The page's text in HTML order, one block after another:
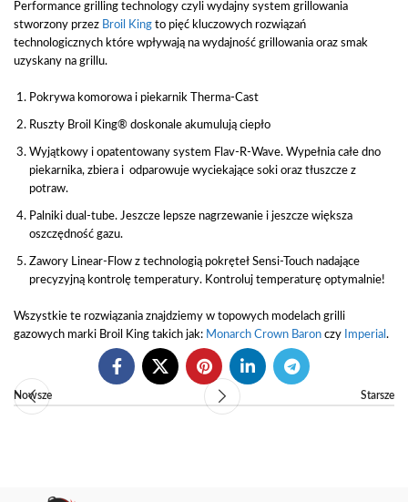
Performance grilling technology czyli wydajny system grillowania
stworzony przez Broil King to pięć kluczowych rozwiązań
technologicznych które wpływają na wydajność grillowania oraz smak
uzyskany na grillu.
Pokrywa komorowa i piekarnik Therma-Cast
Ruszty Broil King® doskonale akumulują ciepło
Wyjątkowy i opatentowany system Flav-R-Wave. Wypełnia całe dno
piekarnika, zbiera i odparowuje wyciekające soki oraz tłuszcze z
potraw.
Palniki dual-tube. Jeszcze lepsze nagrzewanie i jeszcze większa
oszczędność gazu.
Zawory Linear-Flow z technologią pokręteł Sensi-Touch nadające
precyzyjną kontrolę temperatury. Kontroluj temperaturę optymalnie!
Wszystkie te rozwiązania znajdziemy w topowych modelach grilli
gazowych marki Broil King takich jak: Monarch Crown Baron czy Imperial .
Nowsze Starsze